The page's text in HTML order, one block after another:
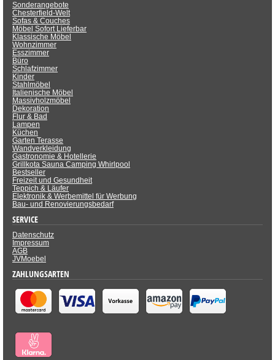
Sonderangebote
Chesterfield-Welt
Sofas & Couches
Möbel Sofort Lieferbar
Klassische Möbel
Wohnzimmer
Esszimmer
Büro
Schlafzimmer
Kinder
Stahlmöbel
Italienische Möbel
Massivholzmöbel
Dekoration
Flur & Bad
Lampen
Küchen
Garten Terasse
Wandverkleidung
Gastronomie & Hotellerie
Grillkota Sauna Camping Whirlpool
Bestseller
Freizeit und Gesundheit
Teppich & Läufer
Elektronik & Werbemittel für Werbung
Bau- und Renovierungsbedarf
SERVICE
Datenschutz
Impressum
AGB
JVMoebel
ZAHLUNGSARTEN